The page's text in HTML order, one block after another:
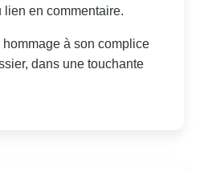
lien en commentaire.
à son complice
dans une touchante